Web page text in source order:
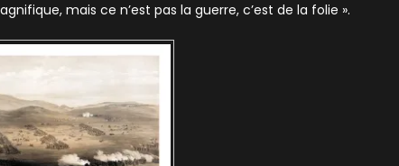
mais ce n’est pas la guerre, c’est de la folie ».